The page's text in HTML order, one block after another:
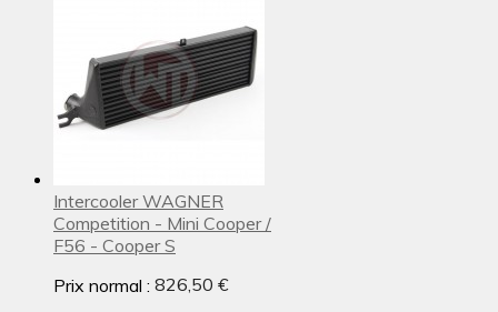
Intercooler WAGNER
Competition - Mini Cooper /
F56 - Cooper S
Prix normal : 826,50 €